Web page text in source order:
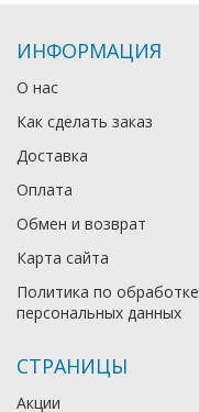
ИНФОРМАЦИЯ
О нас
Как сделать заказ
Доставка
Оплата
Обмен и возврат
Карта сайта
Политика по обработке
персональных данных
СТРАНИЦЫ
Акции